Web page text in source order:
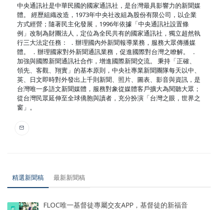
中央通訊社是中華民國的國家通訊社，是台灣最具影響力的新聞媒
體。 經歷組織改造，1973年中央社改組為股份有限公司，以企業
方式經營；隨著民主化發展，1996年依據「中央通訊社設置條
例」改制為財團法人，定位為全民共有的國家通訊社，獨立超然執
行三大法定任務： ．辦理國內外新聞報導業務，服務大眾傳播媒
體。 ．辦理國家對外新聞通訊業務，促進國際對台灣之瞭解。 ．
加強與國際新聞通訊社合作，增進國際新聞交流。 秉持「正確、
領先、客觀、翔實」的基本原則，中央社專業新聞團隊每天以中、
英、日文即時對外發出上千則新聞、照片、圖表、影音與資訊，是
台灣唯一多語文新聞媒體，服務對象從媒體客戶擴大為閱聽大眾；
從台灣民眾延伸至全球僑胞與讀者，充分扮演「台灣之眼，世界之
窗」。
精選新聞稿 最新新聞稿
FLOC唯一基督徒專屬交友APP，基督徒的新福音